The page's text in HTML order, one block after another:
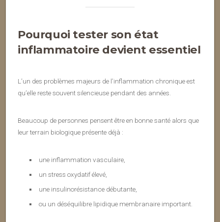
Pourquoi tester son état
inflammatoire devient essentiel
L’un des problèmes majeurs de l’inflammation chronique est
qu’elle reste souvent silencieuse pendant des années.
Beaucoup de personnes pensent être en bonne santé alors que
leur terrain biologique présente déjà :
une inflammation vasculaire,
un stress oxydatif élevé,
une insulinorésistance débutante,
ou un déséquilibre lipidique membranaire important.